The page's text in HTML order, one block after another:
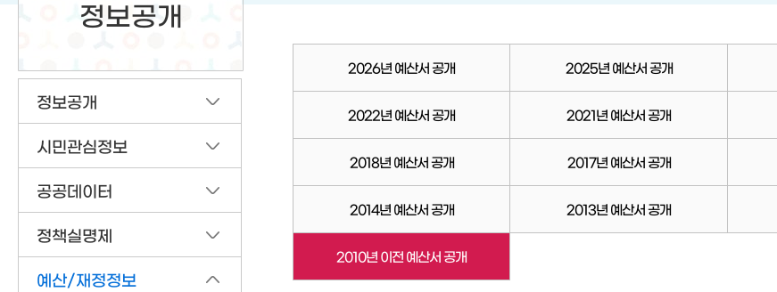
정보공개
정보공개
시민관심정보
공공데이터
정책실명제
예산/재정정보
2026년 예산서 공개 2025년 예산서 공개
2022년 예산서 공개 2021년 예산서 공개
2018년 예산서 공개 2017년 예산서 공개
2014년 예산서 공개 2013년 예산서 공개
2010년 이전 예산서 공개